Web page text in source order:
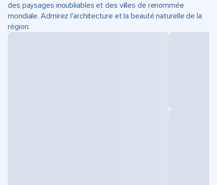
des paysages inoubliables et des villes de renommée
mondiale. Admirez l'architecture et la beauté naturelle de la
région.